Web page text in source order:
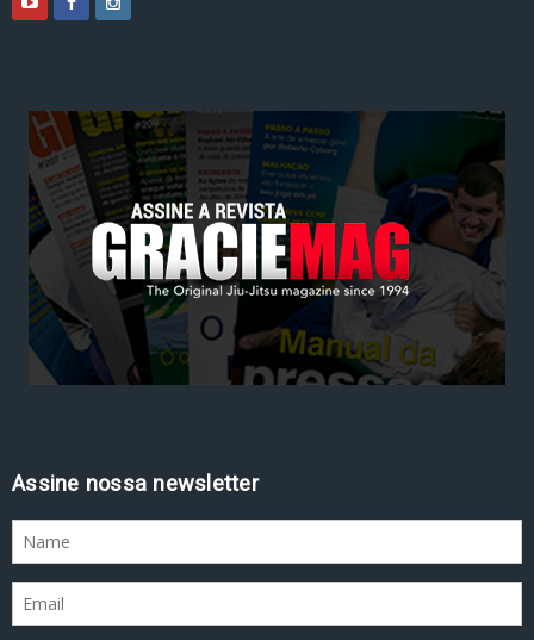
Assine nossa newsletter